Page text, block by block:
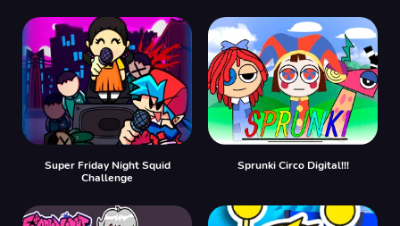
Super Friday Night Squid
Challenge
Sprunki Circo Digital!!!